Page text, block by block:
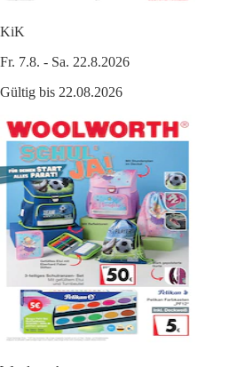
KiK
Fr. 7.8. - Sa. 22.8.2026
Gültig bis 22.08.2026